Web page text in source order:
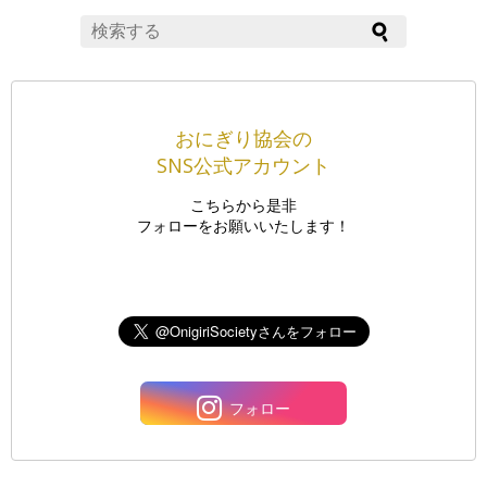
おにぎり協会の
SNS公式アカウント
こちらから是非
フォローをお願いいたします！
フォロー